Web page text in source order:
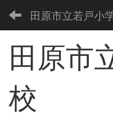
田原市立若戸小
田原市
校